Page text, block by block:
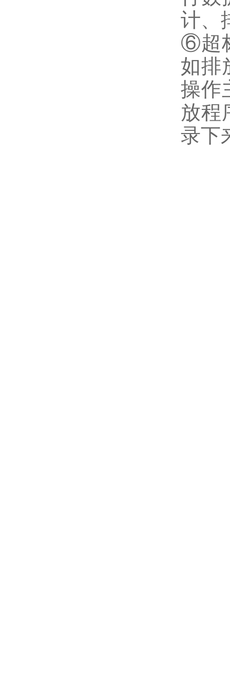
计、
⑥超
如排
操作
放程
录下